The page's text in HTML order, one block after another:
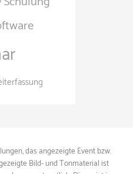
das angezeigte Event bzw.
Bild- und Tonmaterial ist